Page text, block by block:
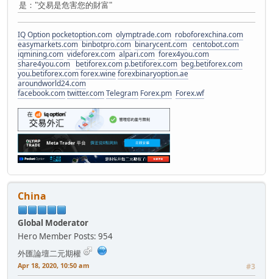
是："交易是危害您的財富"
IQ Option pocketoption.com olymptrade.com roboforexchina.com
easymarkets.com binbotpro.com binarycent.com centobot.com
iqmining.com videforex.com alpari.com forex4you.com
share4you.com betiforex.com p.betiforex.com beg.betiforex.com
you.betiforex.comforex.wineforexbinaryoption.ae
aroundworld24.com
facebook.comtwitter.comTelegram Forex.pm Forex.wf
China
Global Moderator
Hero Member Posts: 954
外匯論壇二元期權
Apr 18, 2020, 10:50 am #3